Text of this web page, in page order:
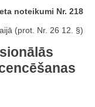
noteikumi Nr. 218
(prot. Nr. 26 12. §)